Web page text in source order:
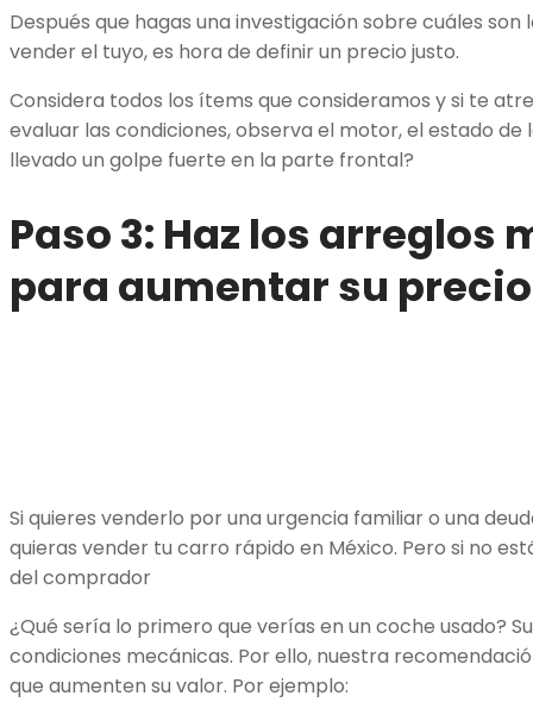
Después que hagas una investigación sobre cuáles
vender el tuyo, es hora de definir un precio justo.
Considera todos los ítems que consideramos y si te
evaluar las condiciones, observa el motor, el estado de
llevado un golpe fuerte en la parte frontal?
Paso 3: Haz los arreglos
para aumentar su precio
Si quieres venderlo por una urgencia familiar o una
quieras vender tu carro rápido en México. Pero si no
del comprador
¿Qué sería lo primero que verías en un coche usado?
condiciones mecánicas. Por ello, nuestra
que aumenten su valor. Por ejemplo: